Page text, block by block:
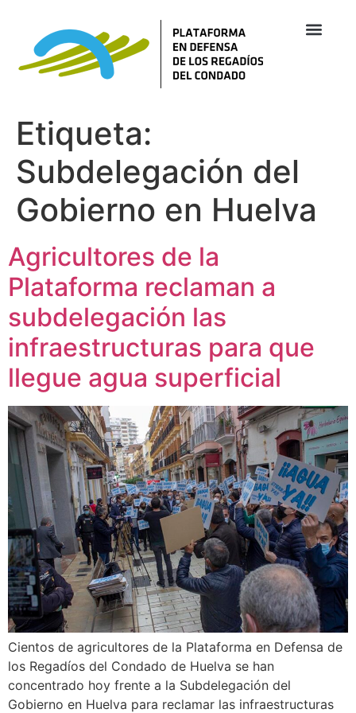
Etiqueta:
Subdelegación del
Gobierno en Huelva
Agricultores de la
Plataforma reclaman a
subdelegación las
infraestructuras para que
llegue agua superficial
Cientos de agricultores de la Plataforma en Defensa de
los Regadíos del Condado de Huelva se han
concentrado hoy frente a la Subdelegación del
Gobierno en Huelva para reclamar las infraestructuras